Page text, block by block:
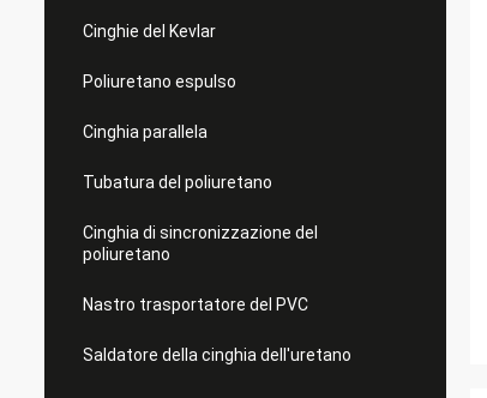
Cinghie del Kevlar
Poliuretano espulso
Cinghia parallela
Tubatura del poliuretano
Cinghia di sincronizzazione del
poliuretano
Nastro trasportatore del PVC
Saldatore della cinghia dell'uretano